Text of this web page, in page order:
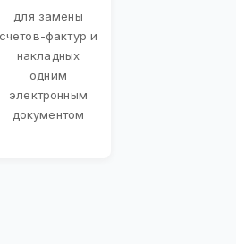
для замены
счетов-фактур и
накладных
одним
электронным
документом